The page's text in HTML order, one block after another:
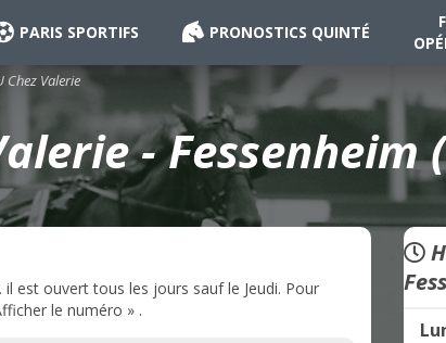
PARIS SPORTIFS PRONOSTICS QUINTÉ
Chez Valerie
- Fessenheim
est ouvert tous les jours sauf le Jeudi. Pour
le numéro » .